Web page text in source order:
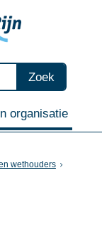
Zoek
organisatie
wethouders